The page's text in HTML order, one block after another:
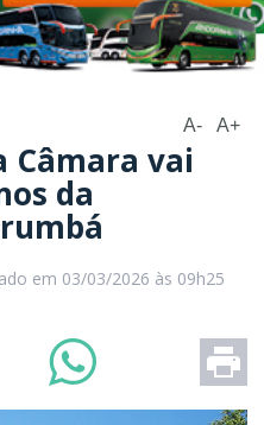
A- A+
Câmara vai
da
em 03/03/2026 às 09h25